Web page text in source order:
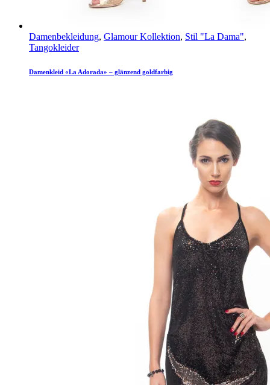
Damenbekleidung, Glamour Kollektion, Stil "La Dama",
Tangokleider
Damenkleid «La Adorada» – glänzend goldfarbig